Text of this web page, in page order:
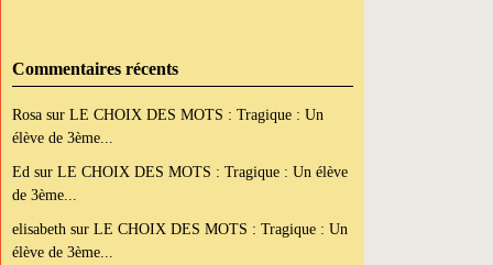
Commentaires récents
Rosa sur LE CHOIX DES MOTS : Tragique : Un
élève de 3ème...
Ed sur LE CHOIX DES MOTS : Tragique : Un élève
de 3ème...
elisabeth sur LE CHOIX DES MOTS : Tragique : Un
élève de 3ème...